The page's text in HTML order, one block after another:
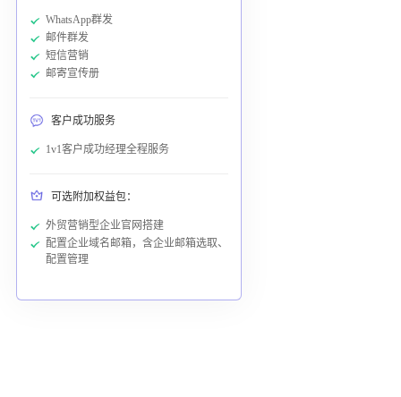
WhatsApp群发
邮件群发
短信营销
邮寄宣传册
客户成功服务
1v1客户成功经理全程服务
可选附加权益包：
外贸营销型企业官网搭建
配置企业域名邮箱，含企业邮箱选取、
配置管理